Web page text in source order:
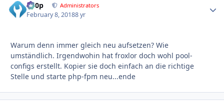
d00p Administrators
February 8, 20188 yr
Warum denn immer gleich neu aufsetzen? Wie
umständlich. Irgendwohin hat froxlor doch wohl pool-
configs erstellt. Kopier sie doch einfach an die richtige
Stelle und starte php-fpm neu...ende